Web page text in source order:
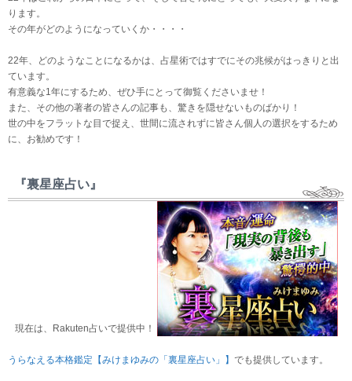
ります。
その年がどのようになっていくか・・・・
22年、どのようなことになるかは、占星術ではすでにその兆候がはっきりと出
ています。
有意義な1年にするため、ぜひ手にとって御覧くださいませ！
また、その他の著者の皆さんの記事も、驚きを隠せないものばかり！
世の中をフラットな目で捉え、世間に流されずに皆さん個人の選択をするため
に、お勧めです！
『裏星座占い』
現在は、Rakuten占いで提供中！
うらなえる本格鑑定【みけまゆみの「裏星座占い」】 でも提供しています。